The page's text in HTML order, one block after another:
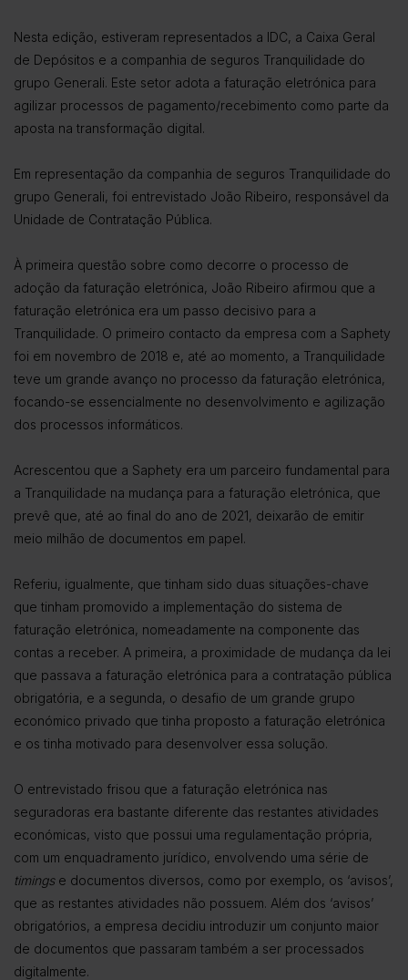
Nesta edição, estiveram representados a IDC, a Caixa Geral
de Depósitos e a companhia de seguros Tranquilidade do
grupo Generali. Este setor adota a faturação eletrónica para
agilizar processos de pagamento/recebimento como parte da
aposta na transformação digital.
Em representação da companhia de seguros Tranquilidade do
grupo Generali, foi entrevistado João Ribeiro, responsável da
Unidade de Contratação Pública.
À primeira questão sobre como decorre o processo de
adoção da faturação eletrónica, João Ribeiro afirmou que a
faturação eletrónica era um passo decisivo para a
Tranquilidade. O primeiro contacto da empresa com a Saphety
foi em novembro de 2018 e, até ao momento, a Tranquilidade
teve um grande avanço no processo da faturação eletrónica,
focando-se essencialmente no desenvolvimento e agilização
dos processos informáticos.
Acrescentou que a Saphety era um parceiro fundamental para
a Tranquilidade na mudança para a faturação eletrónica, que
prevê que, até ao final do ano de 2021, deixarão de emitir
meio milhão de documentos em papel.
Referiu, igualmente, que tinham sido duas situações-chave
que tinham promovido a implementação do sistema de
faturação eletrónica, nomeadamente na componente das
contas a receber. A primeira, a proximidade de mudança da lei
que passava a faturação eletrónica para a contratação pública
obrigatória, e a segunda, o desafio de um grande grupo
económico privado que tinha proposto a faturação eletrónica
e os tinha motivado para desenvolver essa solução.
O entrevistado frisou que a faturação eletrónica nas
seguradoras era bastante diferente das restantes atividades
económicas, visto que possui uma regulamentação própria,
com um enquadramento jurídico, envolvendo uma série de
timingse documentos diversos, como por exemplo, os ‘avisos’,
que as restantes atividades não possuem. Além dos ‘avisos’
obrigatórios, a empresa decidiu introduzir um conjunto maior
de documentos que passaram também a ser processados
digitalmente.